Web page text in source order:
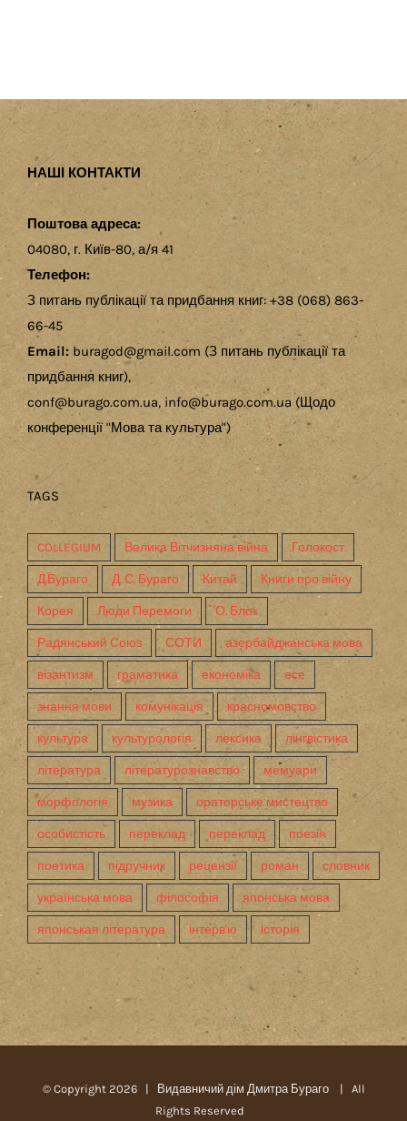
НАШІ КОНТАКТИ
Поштова адреса:
04080, г. Київ-80, а/я 41
Телефон:
З питань публікації та придбання книг: +38 (068) 863-
66-45
Email: buragod@gmail.com (З питань публікації та
придбання книг),
conf@burago.com.ua, info@burago.com.ua (Щодо
конференції "Мова та культура")
TAGS
COLLEGIUM Велика Вітчизняна війна Голокост
Д.Бураго Д. С. Бураго Китай Книги про війну
Корея Люди Перемоги О. Блок
Радянський Союз СОТИ азербайджанська мова
візантизм граматика економіка есе
знання мови комунікація красномовство
культура культурологія лексика лінгвістика
література літературознавство мемуари
морфологія музика ораторське мистецтво
особистість переклад переклад поезія
поетика підручник рецензії роман словник
українська мова філософія японська мова
японськая література інтерв'ю історія
© Copyright 2026 | Видавничий дім Дмитра Бураго
| All
Rights Reserved